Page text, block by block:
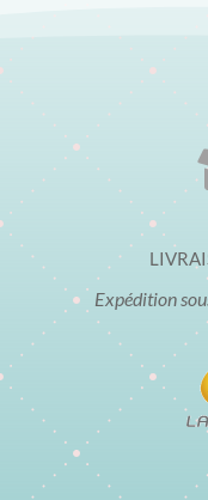
Expédition